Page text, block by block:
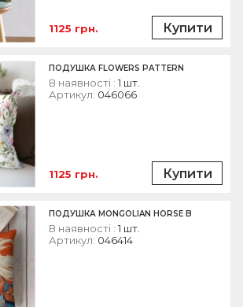
1125 грн. Купити
В наявності : 1 шт.
Артикул: 046066
ПОДУШКА FLOWERS PATTERN
1125 грн. Купити
В наявності : 1 шт.
Артикул: 046414
ПОДУШКА MONGOLIAN HORSE B